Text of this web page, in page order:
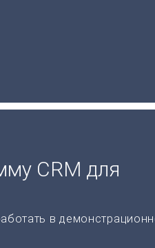
CRM для
в